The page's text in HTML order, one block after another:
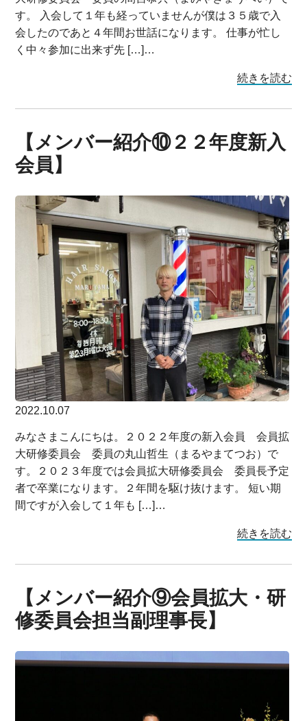
す。 入会して１年も経っていませんが僕は３５歳で入
会したのであと４年間お世話になります。 仕事が忙し
く中々参加に出来ず先 […]…
続きを読む
【メンバー紹介⑩２２年度新入
会員】
2022.10.07
みなさまこんにちは。２０２２年度の新入会員 会員拡
大研修委員会 委員の丸山哲生（まるやまてつお）で
す。２０２３年度では会員拡大研修委員会 委員長予定
者で卒業になります。２年間を駆け抜けます。 短い期
間ですが入会して１年も […]…
続きを読む
【メンバー紹介⑨会員拡大・研
修委員会担当副理事長】